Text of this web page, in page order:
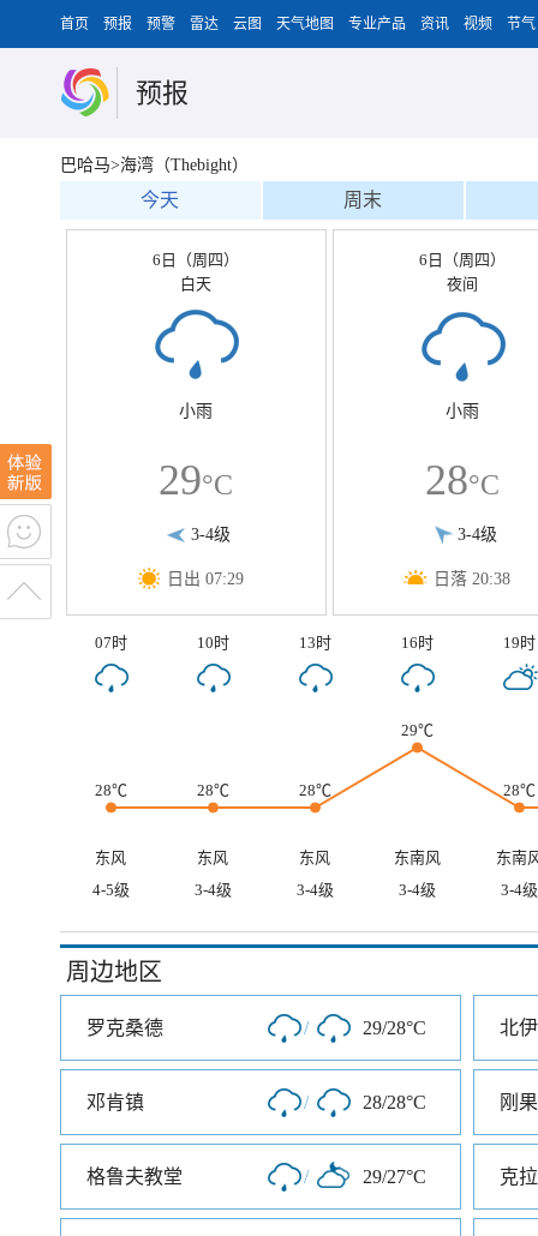
首页 预报 预警 雷达 云图 天气地图 专业产品 资讯 视频 节气
预报
巴哈马>海湾（Thebight）
今天 周末
6日（周四）
白天
小雨
29°C
3-4级
日出 07:29
6日（周四）
夜间
小雨
28°C
3-4级
日落 20:38
07时 10时 13时 16时 19时
28℃ 28℃ 28℃
29℃
28℃
东风 东风 东风 东南风
东南
4-5级
3-4级 3-4级 3-4级 3-4级
周边地区
罗克桑德 / 29/28°C 北
邓肯镇 / 28/28°C 刚
格鲁夫教堂 / 29/27°C 克